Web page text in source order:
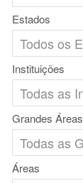
Estados
Instituições
Grandes Áreas
Áreas